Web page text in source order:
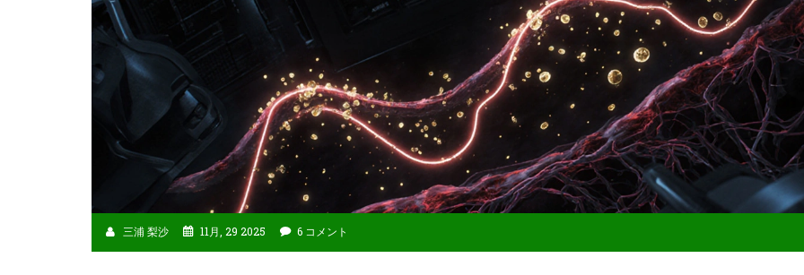
三浦 梨沙 11月, 29 2025 6 コメント